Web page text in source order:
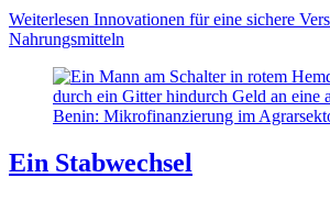
Weiterlesen Innovationen für eine sichere
Nahrungsmitteln
Benin: Mikrofinanzierung im
Ein Stabwechsel